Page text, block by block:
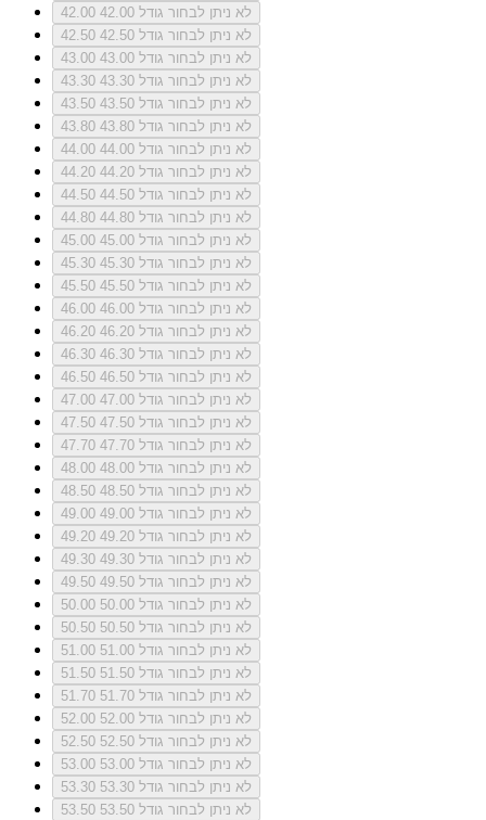
42.00
לא ניתן לבחור גודל 42.00
42.50
לא ניתן לבחור גודל 42.50
43.00
לא ניתן לבחור גודל 43.00
43.30
לא ניתן לבחור גודל 43.30
43.50
לא ניתן לבחור גודל 43.50
43.80
לא ניתן לבחור גודל 43.80
44.00
לא ניתן לבחור גודל 44.00
44.20
לא ניתן לבחור גודל 44.20
44.50
לא ניתן לבחור גודל 44.50
44.80
לא ניתן לבחור גודל 44.80
45.00
לא ניתן לבחור גודל 45.00
45.30
לא ניתן לבחור גודל 45.30
45.50
לא ניתן לבחור גודל 45.50
46.00
לא ניתן לבחור גודל 46.00
46.20
לא ניתן לבחור גודל 46.20
46.30
לא ניתן לבחור גודל 46.30
46.50
לא ניתן לבחור גודל 46.50
47.00
לא ניתן לבחור גודל 47.00
47.50
לא ניתן לבחור גודל 47.50
47.70
לא ניתן לבחור גודל 47.70
48.00
לא ניתן לבחור גודל 48.00
48.50
לא ניתן לבחור גודל 48.50
49.00
לא ניתן לבחור גודל 49.00
49.20
לא ניתן לבחור גודל 49.20
49.30
לא ניתן לבחור גודל 49.30
49.50
לא ניתן לבחור גודל 49.50
50.00
לא ניתן לבחור גודל 50.00
50.50
לא ניתן לבחור גודל 50.50
51.00
לא ניתן לבחור גודל 51.00
51.50
לא ניתן לבחור גודל 51.50
51.70
לא ניתן לבחור גודל 51.70
52.00
לא ניתן לבחור גודל 52.00
52.50
לא ניתן לבחור גודל 52.50
53.00
לא ניתן לבחור גודל 53.00
53.30
לא ניתן לבחור גודל 53.30
53.50
לא ניתן לבחור גודל 53.50